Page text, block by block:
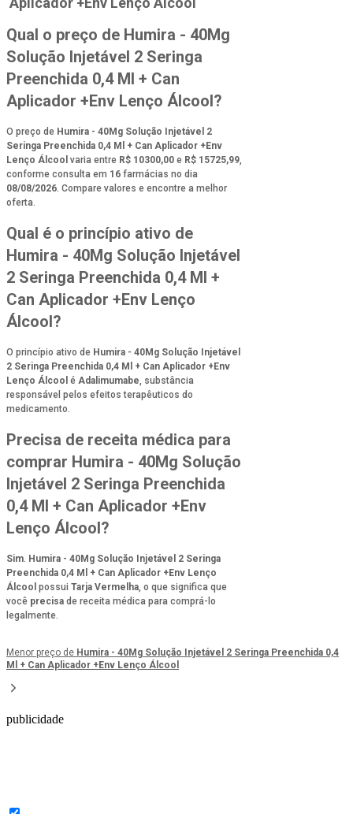
Qual o preço de Humira - 40Mg
Solução Injetável 2 Seringa
Preenchida 0,4 Ml + Can
Aplicador +Env Lenço Álcool?
O preço de Humira - 40Mg Solução Injetável 2
Seringa Preenchida 0,4 Ml + Can Aplicador +Env
Lenço Álcool varia entre R$ 10300,00 e R$ 15725,99,
conforme consulta em 16 farmácias no dia
08/08/2026. Compare valores e encontre a melhor
oferta.
Qual é o princípio ativo de
Humira - 40Mg Solução Injetável
2 Seringa Preenchida 0,4 Ml +
Can Aplicador +Env Lenço
Álcool?
O princípio ativo de Humira - 40Mg Solução Injetável
2 Seringa Preenchida 0,4 Ml + Can Aplicador +Env
Lenço Álcool é Adalimumabe, substância
responsável pelos efeitos terapêuticos do
medicamento.
Precisa de receita médica para
comprar Humira - 40Mg Solução
Injetável 2 Seringa Preenchida
0,4 Ml + Can Aplicador +Env
Lenço Álcool?
Sim. Humira - 40Mg Solução Injetável 2 Seringa
Preenchida 0,4 Ml + Can Aplicador +Env Lenço
Álcool possui Tarja Vermelha, o que significa que
você precisa de receita médica para comprá-lo
legalmente.
Menor preço de Humira - 40Mg Solução Injetável 2 Seringa Preenchida 0,4
Ml + Can Aplicador +Env Lenço Álcool
publicidade